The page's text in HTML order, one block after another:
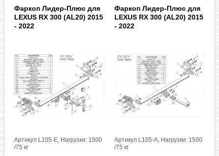
Фаркоп Лидер-Плюс для
LEXUS RX 300 (AL20) 2015
- 2022
Артикул L105-E, Нагрузки: 1500
/75 кг
Фаркоп Лидер-Плюс для
LEXUS RX 300 (AL20) 2015
- 2022
Артикул L105-A, Нагрузки: 1500
/75 кг